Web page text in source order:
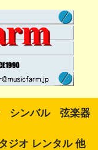
シンバル 弦楽器
ジオ レンタル 他